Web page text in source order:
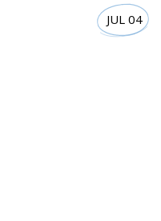
JUL 04